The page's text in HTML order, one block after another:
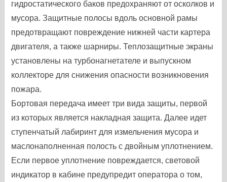
гидростатического баков предохраняют от осколков и
мусора. Защитные полосы вдоль основной рамы
предотвращают повреждение нижней части картера
двигателя, а также шарниры. Теплозащитные экраны
установлены на турбонагнетателе и выпускном
коллекторе для снижения опасности возникновения
пожара.
Бортовая передача имеет три вида защиты, первой
из которых является накладная защита. Далее идет
ступенчатый лабиринт для измельчения мусора и
маслонаполненная полость с двойным уплотнением.
Если первое уплотнение повреждается, световой
индикатор в кабине предупредит оператора о том,